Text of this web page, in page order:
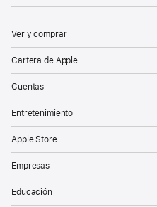
Ver y comprar
Cartera de Apple
Cuentas
Entretenimiento
Apple Store
Empresas
Educación